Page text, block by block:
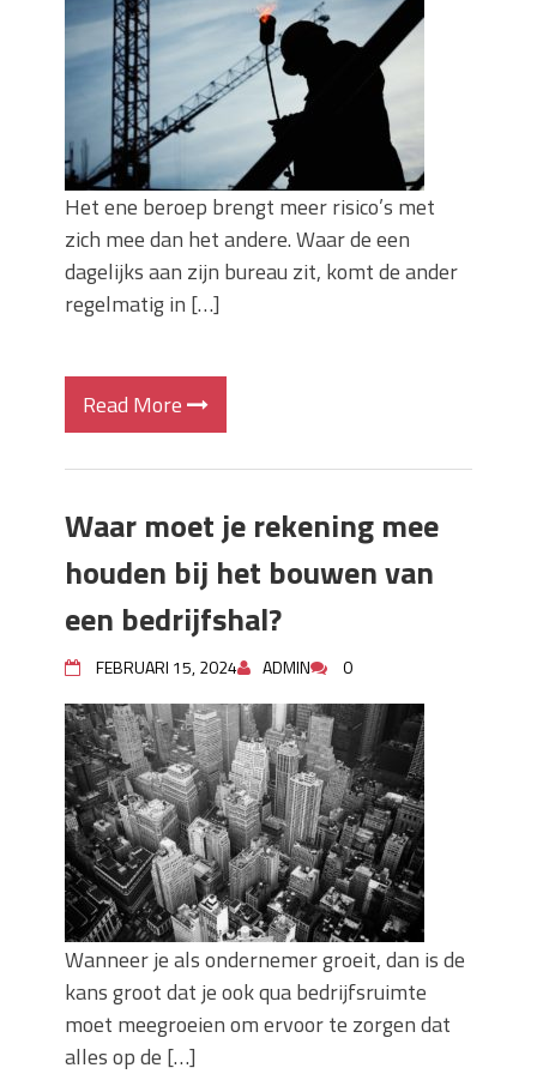
Het ene beroep brengt meer risico’s met
zich mee dan het andere. Waar de een
dagelijks aan zijn bureau zit, komt de ander
regelmatig in […]
Read More
Waar moet je rekening mee
houden bij het bouwen van
een bedrijfshal?
FEBRUARI 15, 2024 ADMIN 0
Wanneer je als ondernemer groeit, dan is de
kans groot dat je ook qua bedrijfsruimte
moet meegroeien om ervoor te zorgen dat
alles op de […]